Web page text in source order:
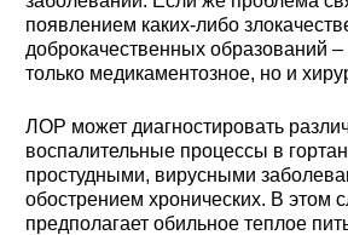
появлением каких-либо
доброкачественных образований
только медикаментозное, но и
ЛОР может диагностировать
воспалительные процессы в
простудными, вирусными
обострением хронических. В этом
предполагает обильное теплое